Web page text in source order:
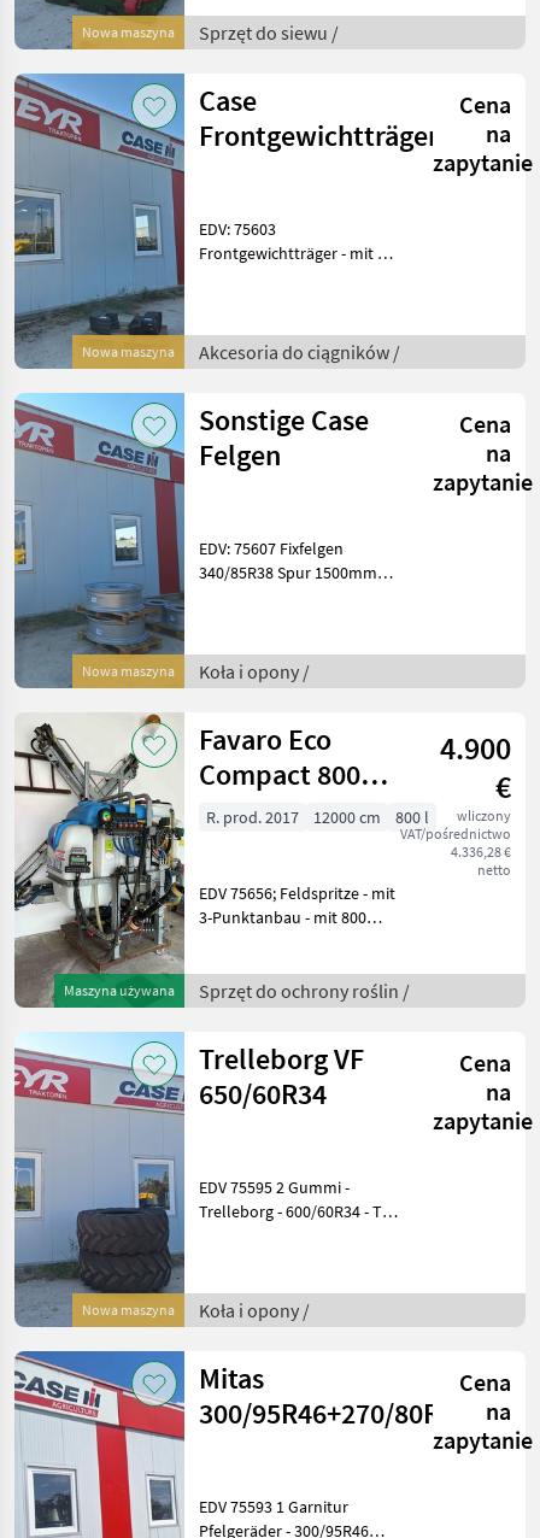
Nowa maszyna
zeigt Ihnen das
Gerät/Maschine gerne und
Sprzęt do siewu /
Nowa maszyna
Case
Frontgewichtträger
Cena
na
zapytanie
EDV: 75603
Frontgewichtträger - mit 4
der Fa. Agxor zeigt Ihnen
das Gerät/Maschi
Akcesoria do ciągników /
Nowa maszyna
Sonstige Case
Felgen
Cena
na
zapytanie
EDV: 75607 Fixfelgen
340/85R38 Spur 1500mm
Agxor zeigt Ihnen das
Gerät/Maschine ge
Koła i opony /
Maszyna używana
Favaro Eco
Compact 800
12m hydraulisch
4.900
€
wliczony
VAT/pośrednictwo
4.336,28 €
netto
R. prod. 2017 12000 cm 800 l
EDV 75656; Feldspritze - mit
3-Punktanbau - mit 800
Spritzgestänge - mit
hydraulischem
Sprzęt do ochrony roślin /
Nowa maszyna
Trelleborg VF
650/60R34
Cena
na
zapytanie
EDV 75595 2 Gummi -
Trelleborg - 600/60R34 - TM
zeigt Ihnen das Gerät/
Koła i opony /
Mitas
300/95R46+270/80R36
Cena
na
zapytanie
EDV 75593 1 Garnitur
Pfelgeräder - 300/95R46